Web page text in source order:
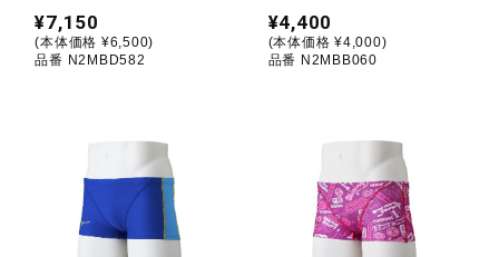
ワーキング
ウォーキングシューズ
ライフスタイルグッズ
¥7,150
(本体価格 ¥6,500)
品番 N2MBD582
¥4,400
(本体価格 ¥4,000)
品番 N2MBB060